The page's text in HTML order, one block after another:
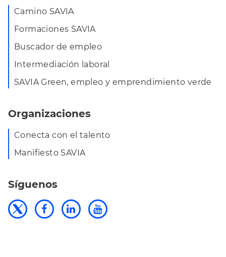
Camino SAVIA
Formaciones SAVIA
Buscador de empleo
Intermediación laboral
SAVIA Green, empleo y emprendimiento verde
Organizaciones
Conecta con el talento
Manifiesto SAVIA
Síguenos